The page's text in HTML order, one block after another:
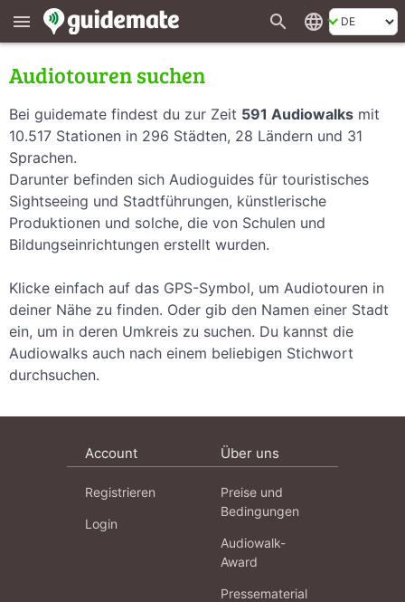
menu search language
Audiotouren suchen
Bei guidemate findest du zur Zeit 591 Audiowalks mit
10.517 Stationen in 296 Städten, 28 Ländern und 31
Sprachen.
Darunter befinden sich Audioguides für touristisches
Sightseeing und Stadtführungen, künstlerische
Produktionen und solche, die von Schulen und
Bildungseinrichtungen erstellt wurden.
Klicke einfach auf das GPS-Symbol, um Audiotouren in
deiner Nähe zu finden. Oder gib den Namen einer Stadt
ein, um in deren Umkreis zu suchen. Du kannst die
Audiowalks auch nach einem beliebigen Stichwort
durchsuchen.
Account
Registrieren
Login
Über uns
Preise und
Bedingungen
Audiowalk-
Award
Pressematerial